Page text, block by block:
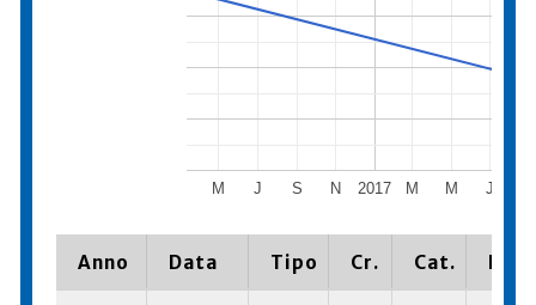
2017
M J S N M M J
Anno Data Tipo Cr. Cat.